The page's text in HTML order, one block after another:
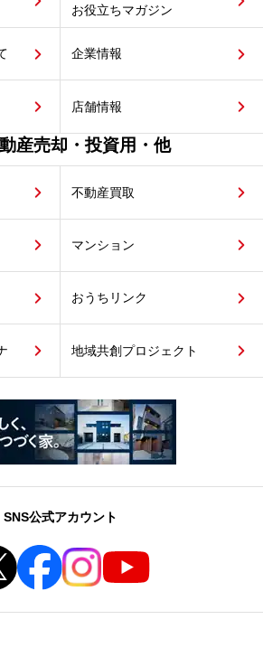
お役立ちマガジン
企業情報
店舗情報
産売却・投資用・他
不動産買取
マンション
おうちリンク
地域共創プロジェクト
SNS公式アカウント